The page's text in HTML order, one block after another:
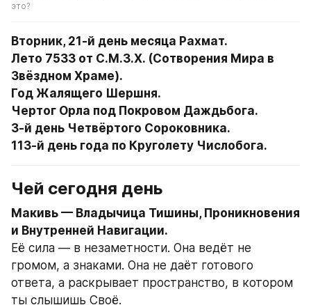
это?
Вторник, 21-й день месяца Рахмат.
Лето 7533 от С.М.З.Х. (Сотворения Мира в
Звёздном Храме).
Год Жалящего Шершня.
Чертог Орла под Покровом Даждьбога.
3-й день Четвёртого Сороковника.
113-й день года по Круголету Числобога.
Чей сегодня день
Макивь — Владычица Тишины, Проникновения
и Внутренней Навигации.
Её сила — в незаметности. Она ведёт не
громом, а знаками. Она не даёт готового
ответа, а раскрывает пространство, в котором
ты слышишь Своё.